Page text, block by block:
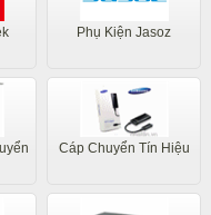
Phụ Kiện Jasoz
Cáp Chuyển Tín Hiệu